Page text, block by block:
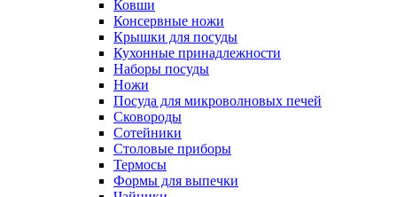
Ковши
Консервные ножи
Крышки для посуды
Кухонные принадлежности
Наборы посуды
Ножи
Посуда для микроволновых печей
Сковороды
Сотейники
Столовые приборы
Термосы
Формы для выпечки